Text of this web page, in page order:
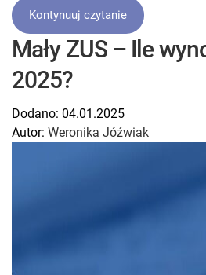
Kontynuuj czytanie
Mały ZUS – Ile
2025?
Dodano: 04.01.2025
Autor: Weronika Jóźwiak